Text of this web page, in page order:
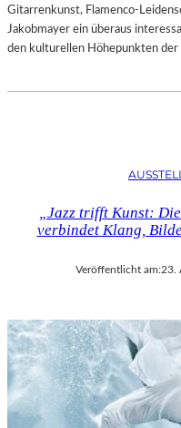
Gitarrenkunst, Flamenco-
Jakobmayer ein überaus
den kulturellen Höhepunkten der
„Jazz trifft Kunst:
verbindet Klang,
Veröffentlicht am:23.